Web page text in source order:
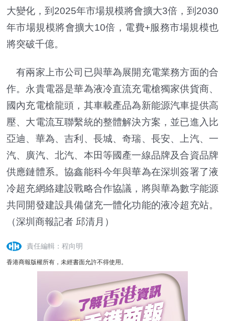
大變化，到2025年市場規模將會擴大3倍，到2030
年市場規模將會擴大10倍，電費+服務市場規模也
將突破千億。
有兩家上市公司已與華為展開充電業務方面的合
作。永貴電器是華為液冷直流充電槍獨家供貨商、
國內充電槍龍頭，其車載產品為新能源汽車提供高
壓、大電流互聯繫統的整體解決方案，並已進入比
亞迪、華為、吉利、長城、奇瑞、長安、上汽、一
汽、廣汽、北汽、本田等國產一線品牌及合資品牌
供應鏈體系。協鑫能科今年與華為在深圳簽署了液
冷超充網絡建設戰略合作協議，將與華為數字能源
共同開發建設具備儲充一體化功能的液冷超充站。
（深圳商報記者 邱清月）
責任編輯：程向明
香港商報版權所有，未經書面允許不得使用。